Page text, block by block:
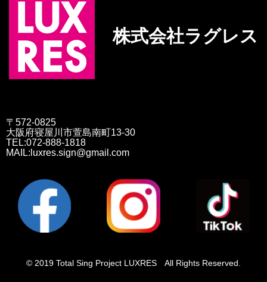
株式会社ラグレス
〒572-0825
大阪府寝屋川市萱島南町13-30
TEL:072-888-1818
MAIL:luxres.sign@gmail.com
© 2019 Total Sing Project LUXRES All Rights Reserved.